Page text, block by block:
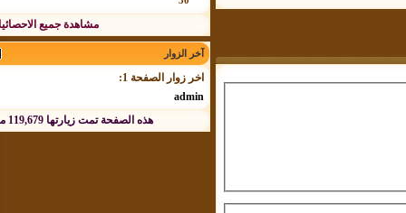
مشاهدة جميع الاحصائيات
آخر الزوار
اخر زوار الصفحة 1:
admin
هذه الصفحة تمت زيارتها119,679مرة